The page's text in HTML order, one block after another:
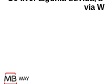
via